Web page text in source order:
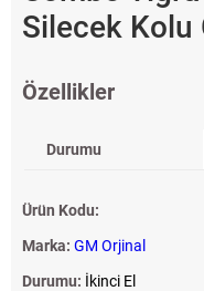
Silecek Kolu
Özellikler
Durumu
Ürün Kodu:
Marka: GM Orjinal
Durumu: İkinci El